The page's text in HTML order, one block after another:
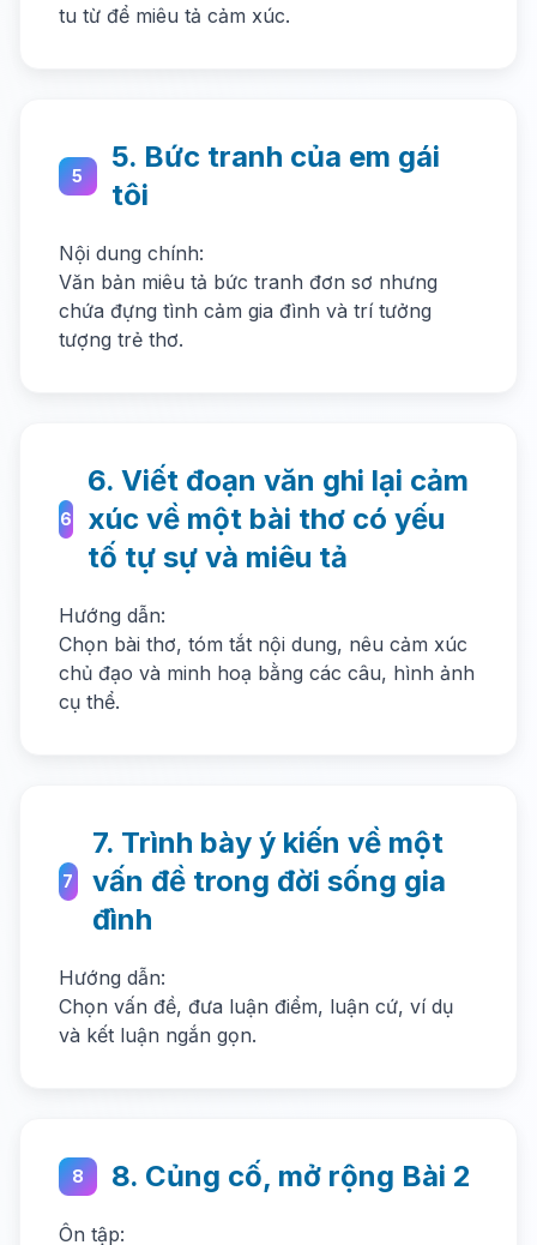
tu từ để miêu tả cảm xúc.
5
5. Bức tranh của em gái
tôi
Nội dung chính:
Văn bản miêu tả bức tranh đơn sơ nhưng
chứa đựng tình cảm gia đình và trí tưởng
tượng trẻ thơ.
6
6. Viết đoạn văn ghi lại cảm
xúc về một bài thơ có yếu
tố tự sự và miêu tả
Hướng dẫn:
Chọn bài thơ, tóm tắt nội dung, nêu cảm xúc
chủ đạo và minh hoạ bằng các câu, hình ảnh
cụ thể.
7
7. Trình bày ý kiến về một
vấn đề trong đời sống gia
đình
Hướng dẫn:
Chọn vấn đề, đưa luận điểm, luận cứ, ví dụ
và kết luận ngắn gọn.
8 8. Củng cố, mở rộng Bài 2
Ôn tập: